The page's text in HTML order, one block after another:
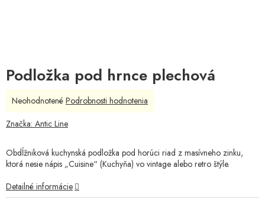
Podložka pod hrnce plechová
Obdĺžniková kuchynská podložka pod horúci riad z masívneho zinku,
ktorá nesie nápis „Cuisine“ (Kuchyňa) vo vintage alebo retro štýle.
Detailné informácie
Priemerné
produktu
0,0
z
5
Neohodnotené Podrobnosti hodnotenia
Značka: Antic Line